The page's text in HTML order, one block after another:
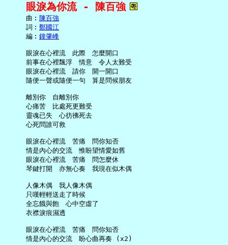
眼淚為你流 - 陳百強
     曲︰
陳百強
     詞︰
鄭國江
     編︰
鐘肇峰
     眼淚在心裡流　此際　怎麼開口
     前事在心裡飄浮　情意　令人太難受
     眼淚在心裡流　請你　開一開口
     隨便一聲或隨便一句　算是問候朋友
     離別你　自離別你
     心痛苦　比處死更難受
     靈魂已失　心彷彿死去
     心死問誰可救
     眼淚在心裡流　苦痛　問你知否
     情是內心的交流　惟盼望情愛如舊
     眼淚在心裡流　苦痛　問怎麼休
     琴鍵打開　亦無心奏　我現在似木偶
     人像木偶　我人像木偶
     只嘆輕輕送走了時候
     全忘餓與飽　心中空虛了
     衣襟淚痕濕透
     眼淚在心裡流　苦痛　問你知否